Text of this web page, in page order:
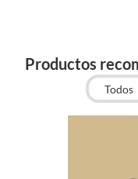
Productos
Todos